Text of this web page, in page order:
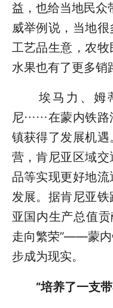
益，也给当地民众
威举例说，当地
工艺品生意，农
水果也有了更多销
埃马力、姆
尼……在蒙内铁路
镇获得了发展机
营，肯尼亚区域
品等实现更好地
发展。据肯尼亚
亚国内生产总值贡
走向繁荣”——蒙内
步成为现实。
“培养了一支